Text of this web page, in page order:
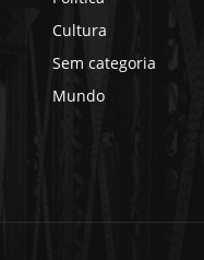
Cultura
Sem categoria
Mundo